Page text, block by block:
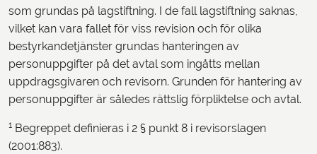
som grundas på lagstiftning. I de fall lagstiftning saknas,
vilket kan vara fallet för viss revision och för olika
bestyrkandetjänster grundas hanteringen av
personuppgifter på det avtal som ingåtts mellan
uppdragsgivaren och revisorn. Grunden för hantering av
personuppgifter är således rättslig förpliktelse och avtal.
1 Begreppet definieras i 2 § punkt 8 i revisorslagen
(2001:883).